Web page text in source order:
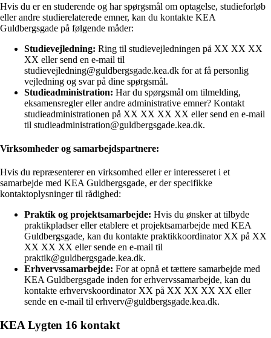
Hvis du er en studerende og har spørgsmål om optagelse, studieforløb
eller andre studierelaterede emner, kan du kontakte KEA
Guldbergsgade på følgende måder:
Studievejledning: Ring til studievejledningen på XX XX XX
XX eller send en e-mail til
studievejledning@guldbergsgade.kea.dk for at få personlig
vejledning og svar på dine spørgsmål.
Studieadministration: Har du spørgsmål om tilmelding,
eksamensregler eller andre administrative emner? Kontakt
studieadministrationen på XX XX XX XX eller send en e-mail
til studieadministration@guldbergsgade.kea.dk.
Virksomheder og samarbejdspartnere:
Hvis du repræsenterer en virksomhed eller er interesseret i et
samarbejde med KEA Guldbergsgade, er der specifikke
kontaktoplysninger til rådighed:
Praktik og projektsamarbejde: Hvis du ønsker at tilbyde
praktikpladser eller etablere et projektsamarbejde med KEA
Guldbergsgade, kan du kontakte praktikkoordinator XX på XX
XX XX XX eller sende en e-mail til
praktik@guldbergsgade.kea.dk.
Erhvervssamarbejde: For at opnå et tættere samarbejde med
KEA Guldbergsgade inden for erhvervssamarbejde, kan du
kontakte erhvervskoordinator XX på XX XX XX XX eller
sende en e-mail til erhverv@guldbergsgade.kea.dk.
KEA Lygten 16 kontakt